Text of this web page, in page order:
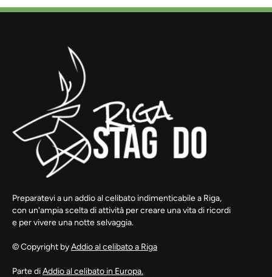
Preparatevi a un addio al celibato indimenticabile a Riga,
con un'ampia scelta di attività per creare una vita di ricordi
e per vivere una notte selvaggia.
© Copyright byAddio al celibato a Riga
Parte diAddio al celibato in Europa.